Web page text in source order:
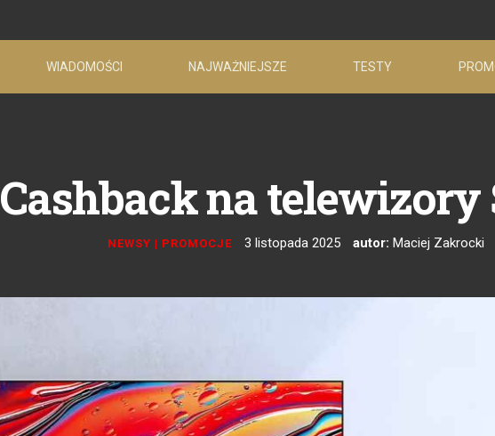
WIADOMOŚCI NAJWAŻNIEJSZE TESTY
Cashback na telewizory
NEWSY | PROMOCJE 3 listopada 2025 autor: Maciej Zakrocki